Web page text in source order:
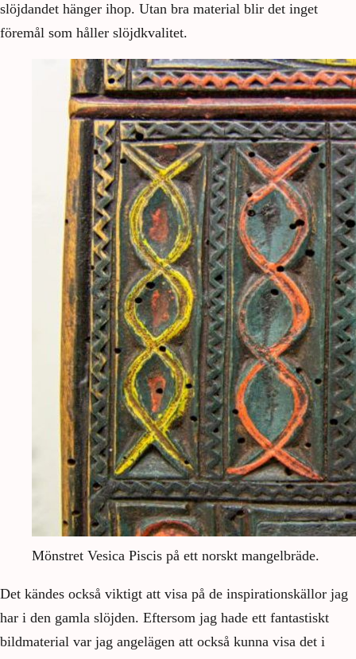
slöjdandet hänger ihop. Utan bra material blir det inget
föremål som håller slöjdkvalitet.
Mönstret Vesica Piscis på ett norskt mangelbräde.
Det kändes också viktigt att visa på de inspirationskällor jag
har i den gamla slöjden. Eftersom jag hade ett fantastiskt
bildmaterial var jag angelägen att också kunna visa det i